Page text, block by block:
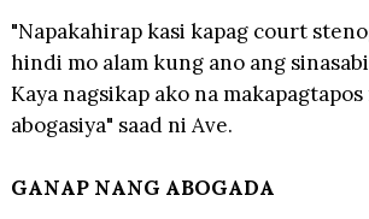
"Napakahirap kasi kapag court
hindi mo alam kung ano ang
Kaya nagsikap ako na
abogasiya" saad ni Ave.
GANAP NANG ABOGADA